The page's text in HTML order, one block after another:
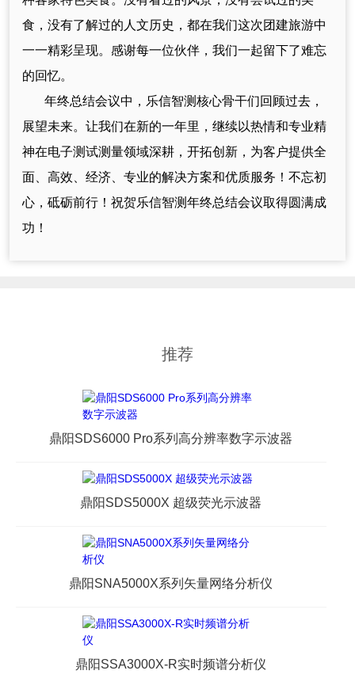
食，没有了解过的人文历史，都在我们这次团建旅游中
一一精彩呈现。感谢每一位伙伴，我们一起留下了难忘
的回忆。
年终总结会议中，乐信智测核心骨干们回顾过去，
展望未来。让我们在新的一年里，继续以热情和专业精
神在电子测试测量领域深耕，开拓创新，为客户提供全
面、高效、经济、专业的解决方案和优质服务！不忘初
心，砥砺前行！祝贺乐信智测年终总结会议取得圆满成
功！
推荐
鼎阳SDS6000 Pro系列高分辨率数字示波器
鼎阳SDS5000X 超级荧光示波器
鼎阳SNA5000X系列矢量网络分析仪
鼎阳SSA3000X-R实时频谱分析仪